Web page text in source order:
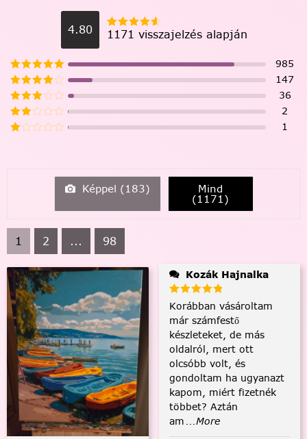
4.80 1171 visszajelzés alapján
985
147
36
2
1
Képpel (183) Mind
(1171)
1 2 ... 98
Kozák Hajnalka
Korábban vásároltam
már számfestő
készleteket, de más
oldalról, mert ott
olcsóbb volt, és
gondoltam ha ugyanazt
kapom, miért fizetnék
többet? Aztán
am ...More